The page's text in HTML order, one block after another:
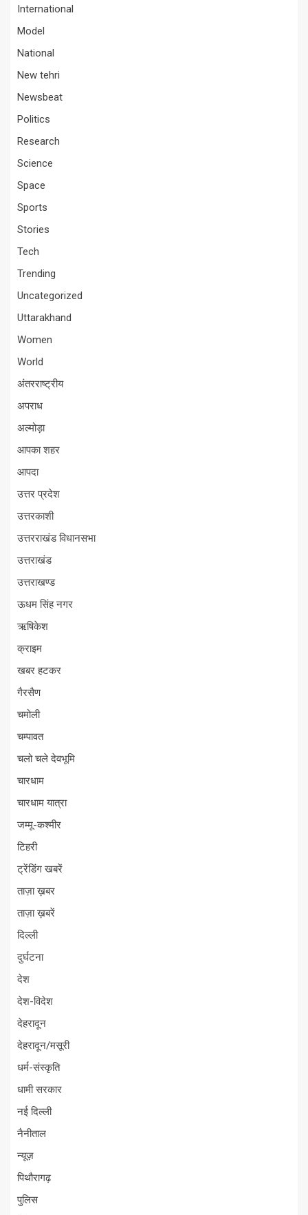
International
Model
National
New tehri
Newsbeat
Politics
Research
Science
Space
Sports
Stories
Tech
Trending
Uncategorized
Uttarakhand
Women
World
अंतरराष्ट्रीय
अपराध
अल्मोड़ा
आपका शहर
आपदा
उत्तर प्रदेश
उत्तरकाशी
उत्तरराखंड विधानसभा
उत्तराखंड
उत्तराखण्ड
ऊधम सिंह नगर
ऋषिकेश
क्राइम
खबर हटकर
गैरसैण
चमोली
चम्पावत
चलो चले देवभूमि
चारधाम
चारधाम यात्रा
जम्मू-कश्मीर
टिहरी
ट्रेंडिंग खबरें
ताज़ा ख़बर
ताज़ा ख़बरें
दिल्ली
दुर्घटना
देश
देश-विदेश
देहरादून
देहरादून/मसूरी
धर्म-संस्कृति
धामी सरकार
नई दिल्ली
नैनीताल
न्यूज़
पिथौरागढ़
पुलिस